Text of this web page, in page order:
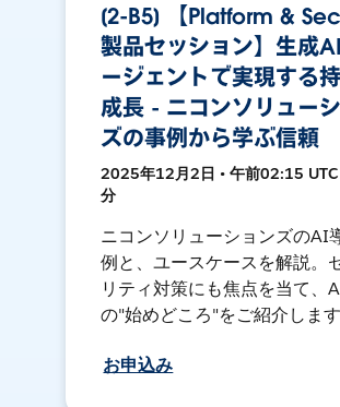
[2-B5] 【Platform &
製品セッション】生成
ージェントで実現する
成長 - ニコンソリュー
ズの事例から学ぶ信頼
2025年12月2日 • 午前02:15 UTC
分
ニコンソリューションズのAI
例と、ユースケースを解説。
リティ対策にも焦点を当て、
の"始めどころ"をご紹介します
お申込み